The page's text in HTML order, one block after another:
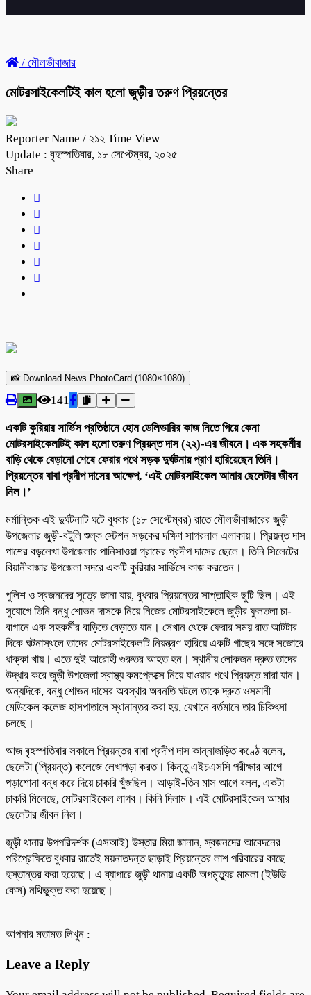
/ মৌলভীবাজার
মোটরসাইকেলটিই কাল হলো জুড়ীর তরুণ প্রিয়ন্তের
Reporter Name / ২১২ Time View
Update : বৃহস্পতিবার, ১৮ সেপ্টেম্বর, ২০২৫
Share
📸 Download News PhotoCard (1080×1080)
141
একটি কুরিয়ার সার্ভিস প্রতিষ্ঠানে হোম ডেলিভারির কাজ নিতে গিয়ে কেনা
মোটরসাইকেলটিই কাল হলো তরুণ প্রিয়ন্ত দাস (২২)-এর জীবনে। এক সহকর্মীর
বাড়ি থেকে বেড়ানো শেষে ফেরার পথে সড়ক দুর্ঘটনায় প্রাণ হারিয়েছেন তিনি।
প্রিয়ন্তের বাবা প্রদীপ দাসের আক্ষেপ, ‘এই মোটরসাইকেল আমার ছেলেটার জীবন
নিল।’
মর্মান্তিক এই দুর্ঘটনাটি ঘটে বুধবার (১৮ সেপ্টেম্বর) রাতে মৌলভীবাজারের জুড়ী
উপজেলার জুড়ী-বটুলি শুল্ক স্টেশন সড়কের দক্ষিণ সাগরনাল এলাকায়। প্রিয়ন্ত দাস
পাশের বড়লেখা উপজেলার পানিসাওয়া গ্রামের প্রদীপ দাসের ছেলে। তিনি সিলেটের
বিয়ানীবাজার উপজেলা সদরে একটি কুরিয়ার সার্ভিসে কাজ করতেন।
পুলিশ ও স্বজনদের সূত্রে জানা যায়, বুধবার প্রিয়ন্তের সাপ্তাহিক ছুটি ছিল। এই
সুযোগে তিনি বন্ধু শোভন দাসকে নিয়ে নিজের মোটরসাইকেলে জুড়ীর ফুলতলা চা-
বাগানে এক সহকর্মীর বাড়িতে বেড়াতে যান। সেখান থেকে ফেরার সময় রাত আটটার
দিকে ঘটনাস্থলে তাদের মোটরসাইকেলটি নিয়ন্ত্রণ হারিয়ে একটি গাছের সঙ্গে সজোরে
ধাক্কা খায়। এতে দুই আরোহী গুরুতর আহত হন। স্থানীয় লোকজন দ্রুত তাদের
উদ্ধার করে জুড়ী উপজেলা স্বাস্থ্য কমপ্লেক্সে নিয়ে যাওয়ার পথে প্রিয়ন্ত মারা যান।
অন্যদিকে, বন্ধু শোভন দাসের অবস্থার অবনতি ঘটলে তাকে দ্রুত ওসমানী
মেডিকেল কলেজ হাসপাতালে স্থানান্তর করা হয়, যেখানে বর্তমানে তার চিকিৎসা
চলছে।
আজ বৃহস্পতিবার সকালে প্রিয়ন্তর বাবা প্রদীপ দাস কান্নাজড়িত কণ্ঠে বলেন,
ছেলেটা (প্রিয়ন্ত) কলেজে লেখাপড়া করত। কিন্তু এইচএসসি পরীক্ষার আগে
পড়াশোনা বন্ধ করে দিয়ে চাকরি খুঁজছিল। আড়াই-তিন মাস আগে বলল, একটা
চাকরি মিলেছে, মোটরসাইকেল লাগব। কিনি দিলাম। এই মোটরসাইকেল আমার
ছেলেটার জীবন নিল।
জুড়ী থানার উপপরিদর্শক (এসআই) উস্তার মিয়া জানান, স্বজনদের আবেদনের
পরিপ্রেক্ষিতে বুধবার রাতেই ময়নাতদন্ত ছাড়াই প্রিয়ন্তের লাশ পরিবারের কাছে
হস্তান্তর করা হয়েছে। এ ব্যাপারে জুড়ী থানায় একটি অপমৃত্যুর মামলা (ইউডি
কেস) নথিভুক্ত করা হয়েছে।
আপনার মতামত লিখুন :
Leave a Reply